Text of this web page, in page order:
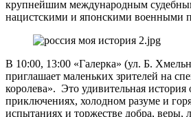
крупнейшим международным
нацистскими и японскими военными
В 10:00, 13:00 «Галерка» (ул. Б.
приглашает маленьких зрителей на
королева». Это удивительная история
приключениях, холодном разуме и
испытаниях и торжестве добра, веры,